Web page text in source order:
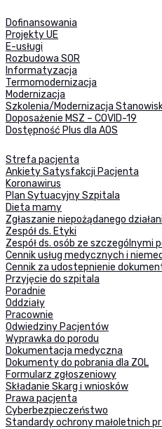
Dofinansowania
Projekty UE
E-usługi
Rozbudowa SOR
Informatyzacja
Termomodernizacja
Modernizacja
Szkolenia/Modernizacja
Doposażenie MSZ – COVID-19
Dostępność Plus dla AOS
Strefa pacjenta
Ankiety Satysfakcji Pacjenta
Koronawirus
Plan Sytuacyjny Szpitala
Dieta mamy
Zgłaszanie niepożądanego
Zespół ds. Etyki
Zespół ds. osób ze szczególnymi
Cennik usług medycznych i
Cennik za udostepnienie
Przyjęcie do szpitala
Poradnie
Oddziały
Pracownie
Odwiedziny Pacjentów
Wyprawka do porodu
Dokumentacja medyczna
Dokumenty do pobrania dla ZOL
Formularz zgłoszeniowy
Składanie Skarg i wniosków
Prawa pacjenta
Cyberbezpieczeństwo
Standardy ochrony małoletnich